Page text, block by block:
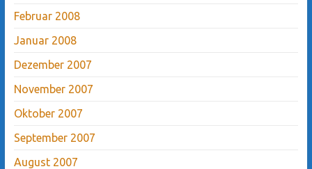
Februar 2008
Januar 2008
Dezember 2007
November 2007
Oktober 2007
September 2007
August 2007